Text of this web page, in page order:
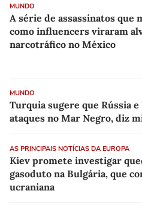
MUNDO
A série de assassinatos que
como influencers viraram
narcotráfico no México
MUNDO
Turquia sugere que Rússia
ataques no Mar Negro, diz
AS PRINCIPAIS NOTÍCIAS DA EUROPA
Kiev promete investigar
gasoduto na Bulgária, que
ucraniana